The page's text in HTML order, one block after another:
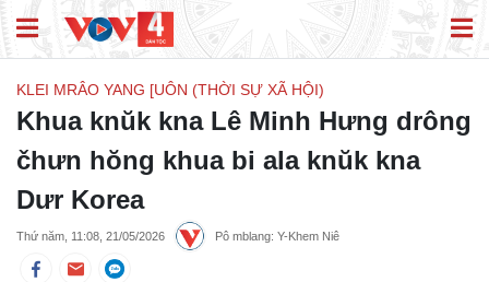
KLEI MRÂO YANG [UÔN (THỜI SỰ XÃ HỘI)
Khua knŭk kna Lê Minh Hưng drông
čhưn hŏng khua bi ala knŭk kna
Dưr Korea
Thứ năm, 11:08, 21/05/2026 Pô mblang: Y-Khem Niê